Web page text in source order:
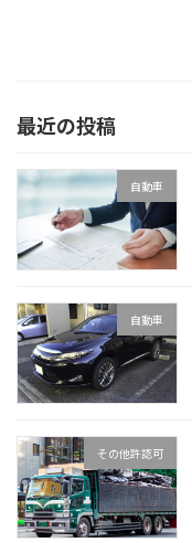
最近の投稿
自動車
自動車
その他許認可